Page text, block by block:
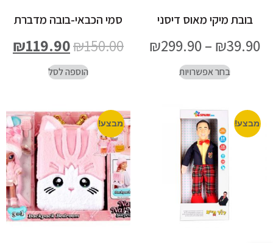
בובת מיקי מאוס דיסני
₪39.90
–
₪299.90
בחר אפשרויות
סמי הכבאי-בובה מדברת
₪150.00
₪119.90
הוספה לסל
מבצע! מבצע!